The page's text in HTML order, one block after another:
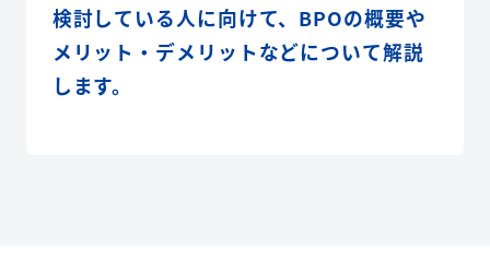
検討している人に向けて、BPOの概要や
メリット・デメリットなどについて解説
します。